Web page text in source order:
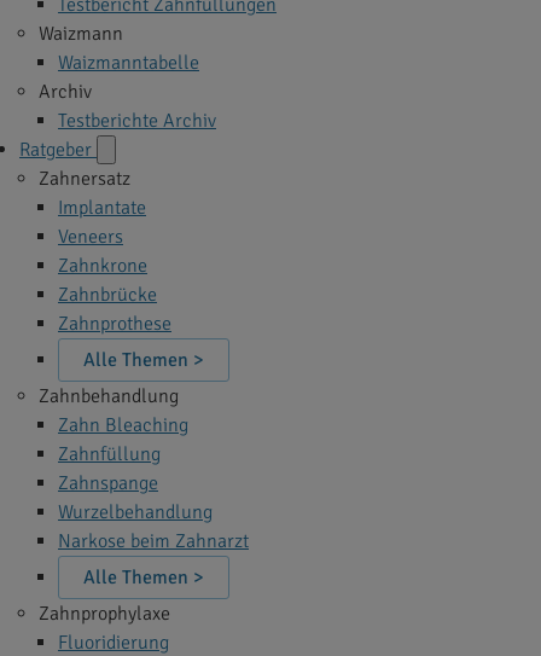
Testbericht Zahnfüllungen
Waizmann
Waizmanntabelle
Archiv
Testberichte Archiv
Ratgeber
Zahnersatz
Implantate
Veneers
Zahnkrone
Zahnbrücke
Zahnprothese
Alle Themen >
Zahnbehandlung
Zahn Bleaching
Zahnfüllung
Zahnspange
Wurzelbehandlung
Narkose beim Zahnarzt
Alle Themen >
Zahnprophylaxe
Fluoridierung